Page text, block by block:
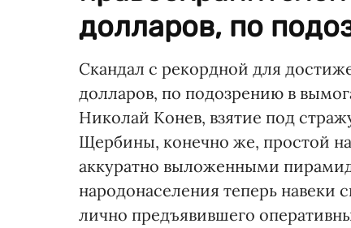
долларов, по
Скандал с рекордной для
долларов, по подозрению в
Николай Конев, взятие под
Щербины, конечно же, простой
аккуратно выложенными
народонаселения теперь
лично предъявившего